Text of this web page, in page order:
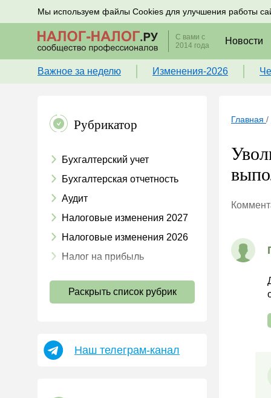
Мы используем файлы Cookies для улучшения работы
Подписывайтесь на новости по налогам, учету и
С вами с
2014 года
Новости
Важное за неделю Изменения-2026
Рубрикатор
Бухгалтерский учет
Бухгалтерская отчетность
Аудит
Налоговые изменения 2027
Налоговые изменения 2026
Налог на прибыль
Страховые взносы 2026
УСН
Раскрыть список рубрик
Наш телеграм-канал
Главная /